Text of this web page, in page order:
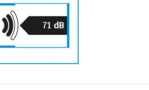
71 dB